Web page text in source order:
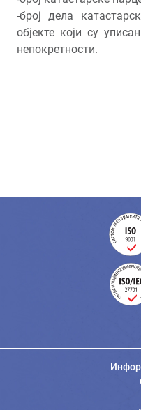
-број дела
објекте који су
непокретности.